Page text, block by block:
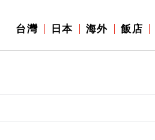
台灣 日本 海外 飯店